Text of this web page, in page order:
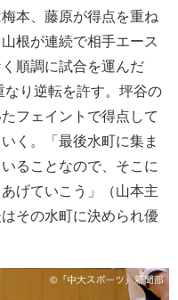
本、藤原が得点を重ね
根が連続で相手エース
順調に試合を運んだ
り逆転を許す。坪谷の
フェイントで得点して
く。「最後水町に集ま
ることなので、そこに
げていこう」（山本主
その水町に決められ優